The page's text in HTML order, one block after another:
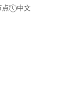
点 中文